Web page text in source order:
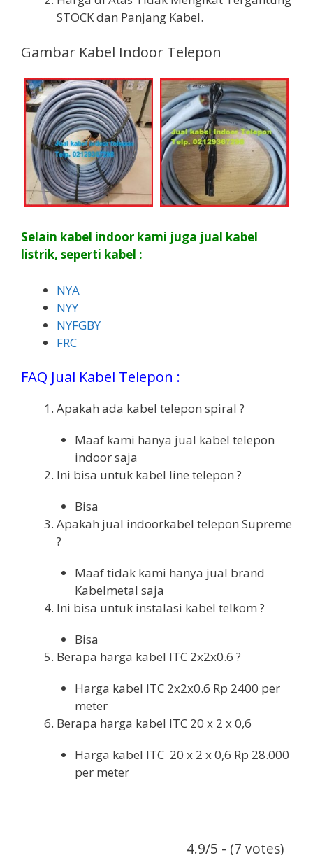
STOCK dan Panjang Kabel.
Gambar Kabel Indoor Telepon
Selain kabel indoor kami juga jual kabel
listrik, seperti kabel :
NYA
NYY
NYFGBY
FRC
FAQ Jual Kabel Telepon :
Apakah ada kabel telepon spiral ?
Maaf kami hanya jual kabel telepon
indoor saja
Ini bisa untuk kabel line telepon ?
Bisa
Apakah jual indoorkabel telepon Supreme
?
Maaf tidak kami hanya jual brand
Kabelmetal saja
Ini bisa untuk instalasi kabel telkom ?
Bisa
Berapa harga kabel ITC 2x2x0.6 ?
Harga kabel ITC 2x2x0.6 Rp 2400 per
meter
Berapa harga kabel ITC 20 x 2 x 0,6
Harga kabel ITC 20 x 2 x 0,6 Rp 28.000
per meter
4.9/5 - (7 votes)